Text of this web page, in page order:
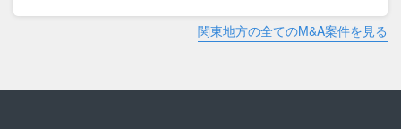
関東地方の全てのM&A案件を見る